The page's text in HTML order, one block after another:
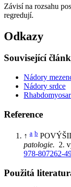
Závisí na rozsahu
regredují.
Odkazy
Související
Nádory
Nádory srdce
Reference
↑ a b
patologie. 2.
978-807262-
Použitá